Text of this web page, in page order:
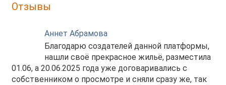
Отзывы
Аннет Абрамова
Благодарю создателей данной платформы,
нашли своё прекрасное жильё, разместила
01.06, а 20.06.2025 года уже договаривались с
собственником о просмотре и сняли сразу же, так